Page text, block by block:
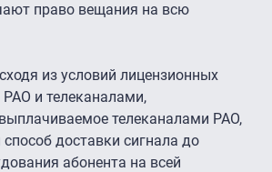
право вещания на всю
из условий лицензионных
и телеканалами,
телеканалами РАО,
доставки сигнала до
абонента на всей